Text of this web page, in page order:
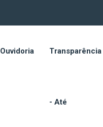
Ouvidoria Transparência
- Até